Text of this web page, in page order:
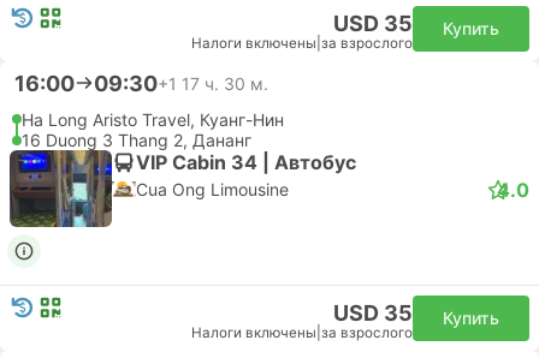
USD 35
Налоги включены за взрослого
Купить
16:00 09:30+1 17 ч. 30 м.
Ha Long Aristo Travel, Куанг-Нин
16 Duong 3 Thang 2, Дананг
VIP Cabin 34 | Автобус
Cua Ong Limousine 4.0
USD 35
Налоги включены за взрослого
Купить